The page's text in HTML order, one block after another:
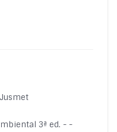
3ª ed. - -